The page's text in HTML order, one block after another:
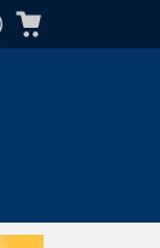
ENTRAR